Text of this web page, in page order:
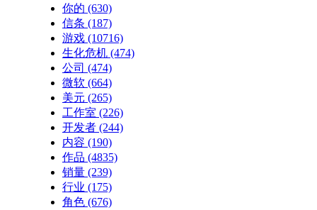
你的 (630)
信条 (187)
游戏 (10716)
生化危机 (474)
公司 (474)
微软 (664)
美元 (265)
工作室 (226)
开发者 (244)
内容 (190)
作品 (4835)
销量 (239)
行业 (175)
角色 (676)